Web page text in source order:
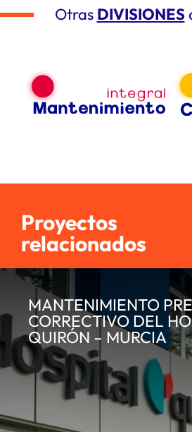
Otras DIVISIONES
Proyectos
relacionados
MANTENIMIENTO
CORRECTIVO DEL
QUIRÓN – MURCIA